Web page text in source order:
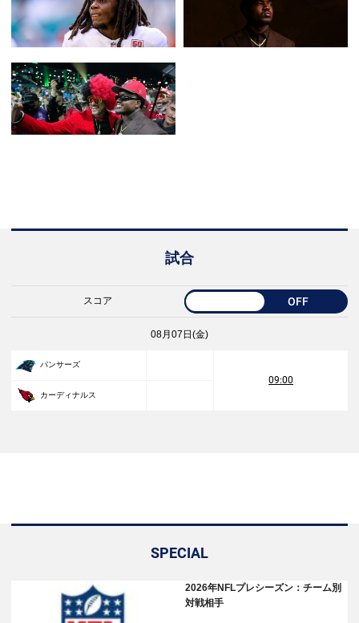
試合
スコア OFF
08月07日(金)
パンサーズ
09:00
カーディナルス
SPECIAL
2026年NFLプレシーズン：チーム別
対戦相手